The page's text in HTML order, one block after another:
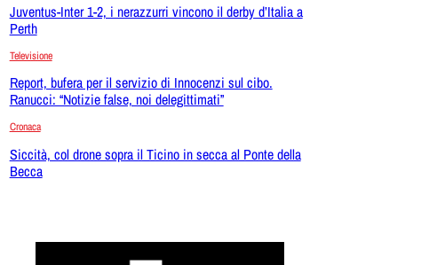
Juventus-Inter 1-2, i nerazzurri vincono il derby d’Italia a
Perth
Televisione
Report, bufera per il servizio di Innocenzi sul cibo.
Ranucci: “Notizie false, noi delegittimati”
Cronaca
Siccità, col drone sopra il Ticino in secca al Ponte della
Becca